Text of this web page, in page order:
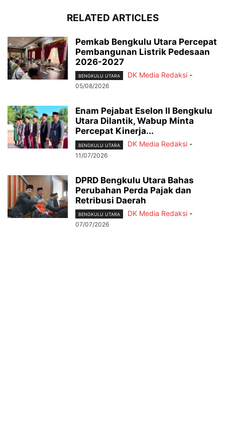
RELATED ARTICLES
Pemkab Bengkulu Utara Percepat
Pembangunan Listrik Pedesaan
2026-2027
BENGKULU UTARA DK Media Redaksi -
05/08/2026
Enam Pejabat Eselon II Bengkulu
Utara Dilantik, Wabup Minta
Percepat Kinerja...
BENGKULU UTARA DK Media Redaksi -
11/07/2026
DPRD Bengkulu Utara Bahas
Perubahan Perda Pajak dan
Retribusi Daerah
BENGKULU UTARA DK Media Redaksi -
07/07/2026